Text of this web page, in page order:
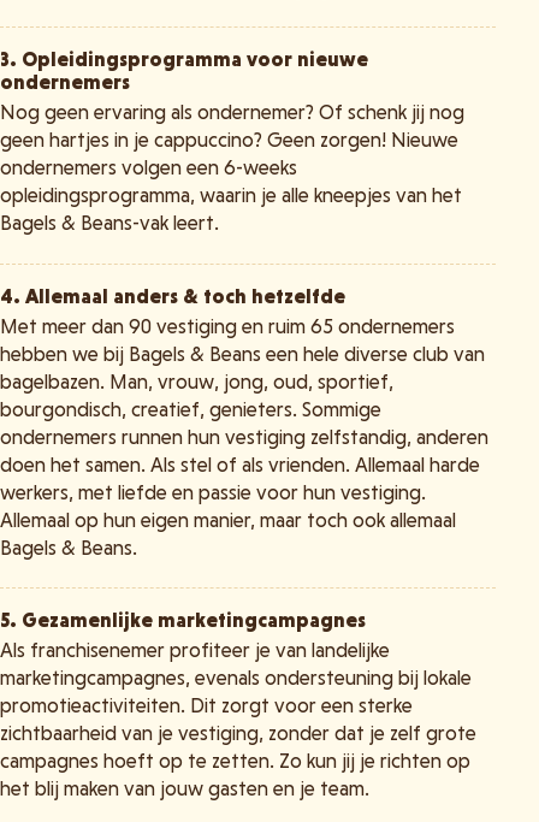
3. Opleidingsprogramma voor nieuwe
ondernemers
Nog geen ervaring als ondernemer? Of schenk jij nog
geen hartjes in je cappuccino? Geen zorgen! Nieuwe
ondernemers volgen een 6-weeks
opleidingsprogramma, waarin je alle kneepjes van het
Bagels & Beans-vak leert.
4. Allemaal anders & toch hetzelfde
Met meer dan 90 vestiging en ruim 65 ondernemers
hebben we bij Bagels & Beans een hele diverse club van
bagelbazen. Man, vrouw, jong, oud, sportief,
bourgondisch, creatief, genieters. Sommige
ondernemers runnen hun vestiging zelfstandig, anderen
doen het samen. Als stel of als vrienden. Allemaal harde
werkers, met liefde en passie voor hun vestiging.
Allemaal op hun eigen manier, maar toch ook allemaal
Bagels & Beans.
5. Gezamenlijke marketingcampagnes
Als franchisenemer profiteer je van landelijke
marketingcampagnes, evenals ondersteuning bij lokale
promotieactiviteiten. Dit zorgt voor een sterke
zichtbaarheid van je vestiging, zonder dat je zelf grote
campagnes hoeft op te zetten. Zo kun jij je richten op
het blij maken van jouw gasten en je team.